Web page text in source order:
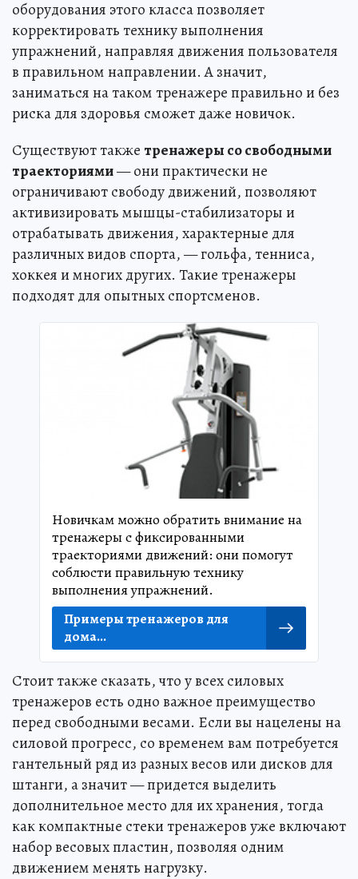
оборудования этого класса позволяет
корректировать технику выполнения
упражнений, направляя движения пользователя
в правильном направлении. А значит,
заниматься на таком тренажере правильно и без
риска для здоровья сможет даже новичок.
Существуют также тренажеры со свободными
траекториями— они практически не
ограничивают свободу движений, позволяют
активизировать мышцы-стабилизаторы и
отрабатывать движения, характерные для
различных видов спорта, — гольфа, тенниса,
хоккея и многих других. Такие тренажеры
подходят для опытных спортсменов.
Новичкам можно обратить внимание на
тренажеры с фиксированными
траекториями движений: они помогут
соблюсти правильную технику
выполнения упражнений.
Примеры тренажеров для
дома...
Стоит также сказать, что у всех силовых
тренажеров есть одно важное преимущество
перед свободными весами. Если вы нацелены на
силовой прогресс, со временем вам потребуется
гантельный ряд из разных весов или дисков для
штанги, а значит — придется выделить
дополнительное место для их хранения, тогда
как компактные стеки тренажеров уже включают
набор весовых пластин, позволяя одним
движением менять нагрузку.